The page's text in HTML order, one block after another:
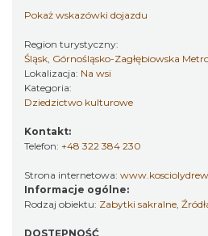
Pokaż wskazówki dojazdu
Region turystyczny:
Śląsk, Górnośląsko-Zagłębiowska
Lokalizacja: Na wsi
Kategoria:
Dziedzictwo kulturowe
Kontakt:
Telefon: +48 322 384 230
Strona internetowa:
Informacje ogólne:
Rodzaj obiektu: Zabytki sakralne,
DOSTĘPNOŚĆ